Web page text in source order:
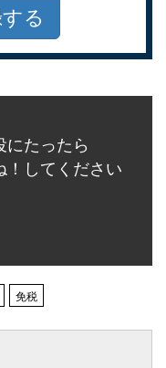
る
にたったら
！してください
免税